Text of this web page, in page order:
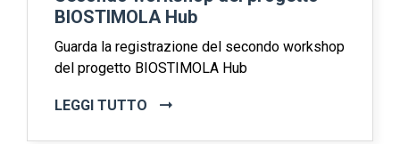
BIOSTIMOLA Hub
Guarda la registrazione del secondo workshop
del progetto BIOSTIMOLA Hub
LEGGI TUTTO